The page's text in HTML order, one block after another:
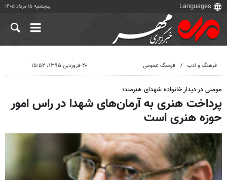
پنجشنبه ۱۵ مرداد ۱۴۰۵
فرهنگ و ادب فرهنگ عمومی ۲۰ فروردین ۱۳۹۵، ۱۵:۵۲
مومنی در دیدار خانواده شهدای هنرمند؛
پرداخت هنری به آرمان‌های شهدا در راس امور
حوزه هنری است